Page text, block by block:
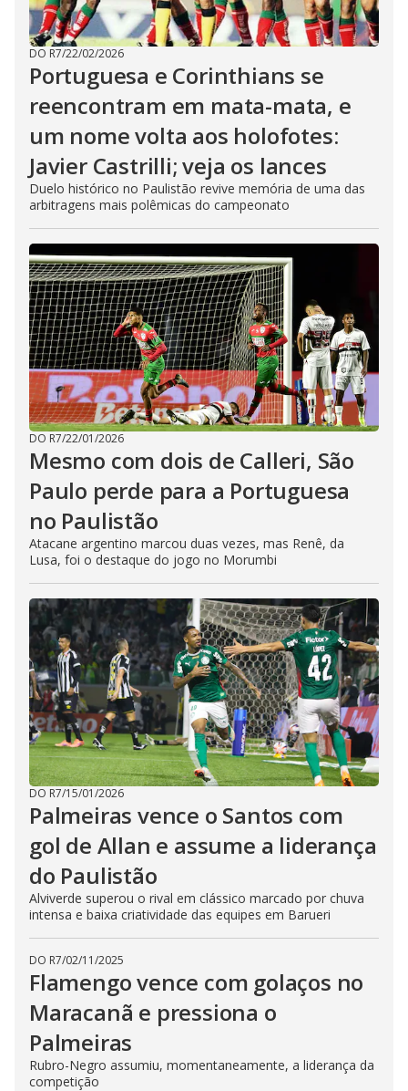
DO R7/22/02/2026
Portuguesa e Corinthians se
reencontram em mata-mata, e
um nome volta aos holofotes:
Javier Castrilli; veja os lances
Duelo histórico no Paulistão revive memória de uma das
arbitragens mais polêmicas do campeonato
DO R7/22/01/2026
Mesmo com dois de Calleri, São
Paulo perde para a Portuguesa
no Paulistão
Atacane argentino marcou duas vezes, mas Renê, da
Lusa, foi o destaque do jogo no Morumbi
DO R7/15/01/2026
Palmeiras vence o Santos com
gol de Allan e assume a liderança
do Paulistão
Alviverde superou o rival em clássico marcado por chuva
intensa e baixa criatividade das equipes em Barueri
DO R7/02/11/2025
Flamengo vence com golaços no
Maracanã e pressiona o
Palmeiras
Rubro-Negro assumiu, momentaneamente, a liderança da
competição